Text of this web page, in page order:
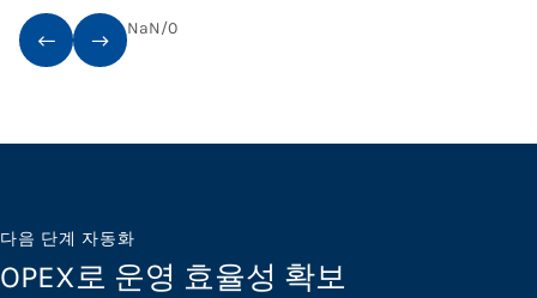
NaN/0
다음 단계 자동화
OPEX로 운영 효율성 확보